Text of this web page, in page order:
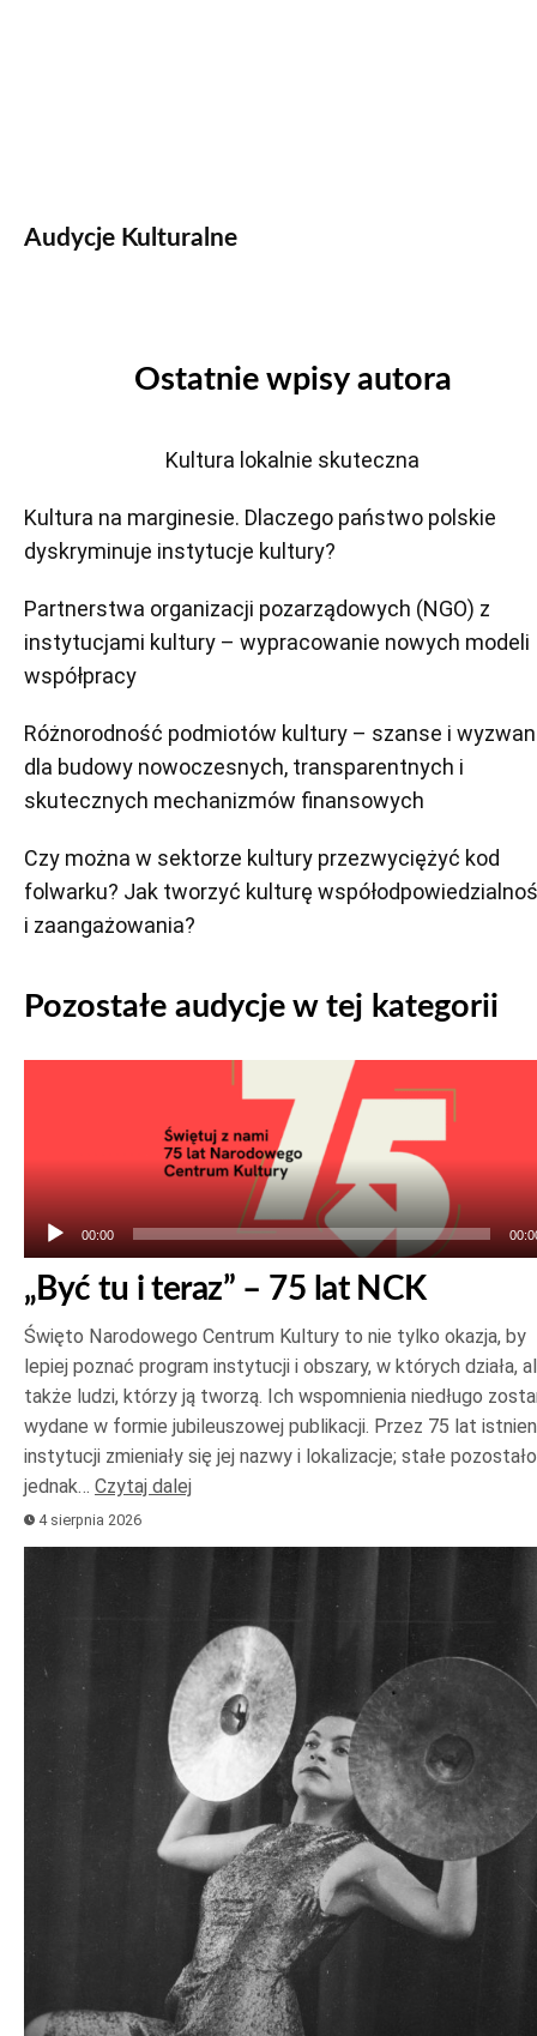
Audycje Kulturalne
Ostatnie wpisy autora
Kultura lokalnie skuteczna
Kultura na marginesie. Dlaczego państwo polskie
dyskryminuje instytucje kultury?
Partnerstwa organizacji pozarządowych (NGO) z
instytucjami kultury – wypracowanie nowych modeli
współpracy
Różnorodność podmiotów kultury – szanse i
dla budowy nowoczesnych, transparentnych i
skutecznych mechanizmów finansowych
Czy można w sektorze kultury przezwyciężyć kod
folwarku? Jak tworzyć kulturę
i zaangażowania?
Pozostałe audycje w tej kategorii
00:00
„Być tu i teraz” – 75 lat NCK
Święto Narodowego Centrum Kultury to nie tylko okazja, by
lepiej poznać program instytucji i obszary, w których działa,
także ludzi, którzy ją tworzą. Ich wspomnienia niedługo
wydane w formie jubileuszowej publikacji. Przez 75 lat
instytucji zmieniały się jej nazwy i lokalizacje; stałe pozostało
jednak… Czytaj dalej
4 sierpnia 2026